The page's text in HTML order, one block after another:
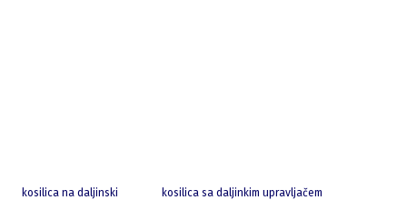
kosilica na daljinski kosilica sa daljinkim upravljačem